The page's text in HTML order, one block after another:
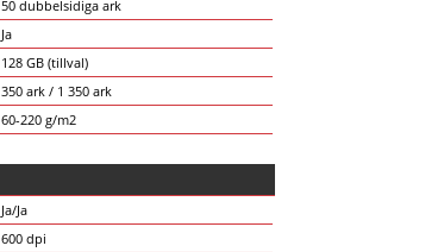
50 dubbelsidiga ark
Ja
128 GB (tillval)
350 ark / 1 350 ark
60-220 g/m2
Ja/Ja
600 dpi